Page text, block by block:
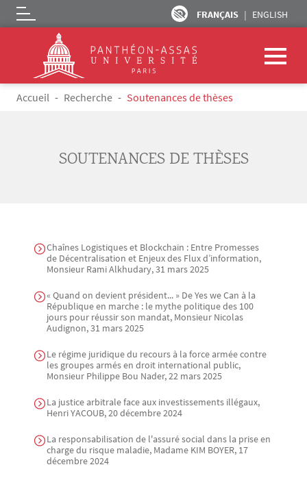
Aller au contenu principal
FRANÇAIS ENGLISH
Logo
Fil d'Ariane
Accueil Recherche Soutenances de thèses
SOUTENANCES DE THÈSES
Chaînes Logistiques et Blockchain : Entre Promesses
de Décentralisation et Enjeux des Flux d’information,
Monsieur Rami Alkhudary, 31 mars 2025
« Quand on devient président... » De Yes we Can à la
République en marche : le mythe politique des 100
jours pour réussir son mandat, Monsieur Nicolas
Audignon, 31 mars 2025
Le régime juridique du recours à la force armée contre
les groupes armés en droit international public,
Monsieur Philippe Bou Nader, 22 mars 2025
La justice arbitrale face aux investissements illégaux,
Henri YACOUB, 20 décembre 2024
La responsabilisation de l'assuré social dans la prise en
charge du risque maladie, Madame KIM BOYER, 17
décembre 2024